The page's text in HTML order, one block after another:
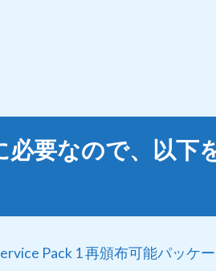
必要なので、以下
Pack 1 再頒布可能パッケ